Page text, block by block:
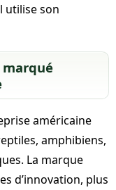
utilise son
marqué
américaine
amphibiens,
La marque
d’innovation, plus